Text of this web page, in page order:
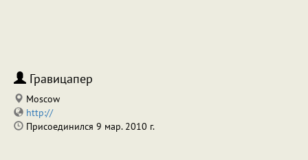
Гравицапер
Moscow
http://
Присоединился 9 мар. 2010 г.